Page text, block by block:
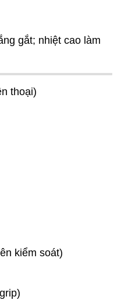
gắt; nhiệt cao làm
thoại)
kiểm soát)